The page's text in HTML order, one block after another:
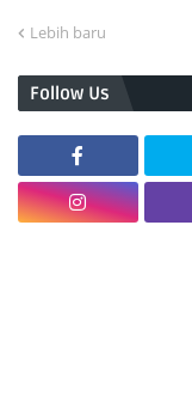
Lebih baru
Follow Us